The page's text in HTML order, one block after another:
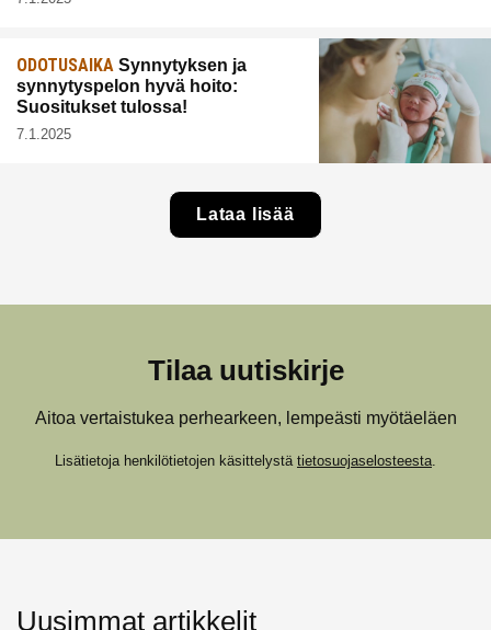
ODOTUSAIKA Synnytyksen ja
synnytyspelon hyvä hoito:
Suositukset tulossa!
7.1.2025
Lataa lisää
Tilaa uutiskirje
Aitoa vertaistukea perhearkeen, lempeästi myötäeläen
Lisätietoja henkilötietojen käsittelystä tietosuojaselosteesta
Uusimmat artikkelit